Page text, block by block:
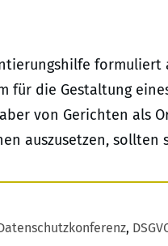
formuliert
für die Gestaltung
von Gerichten als
auszusetzen, sollten
,